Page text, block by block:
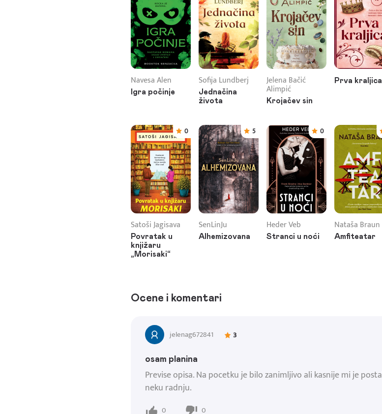
Navesa Alen
Igra počinje
Sofija Lundberj
Jednačina
života
Jelena Bačić
Alimpić
Krojačev sin
Prva kraljica
0
Satoši Jagisava
Povratak u
knjižaru
„Morisaki“
5
SenLinJu
Alhemizovana
0
Heder Veb
Stranci u noći
Nataša Braun
Amfiteatar
Ocene i komentari
jelenag672841 3
osam planina
Previse opisa. Na pocetku je bilo zanimljivo ali kasnije mi je
neku radnju.
0 0